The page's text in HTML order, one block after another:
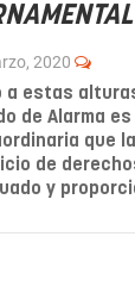
2020
a estas
de Alarma
que
de
y